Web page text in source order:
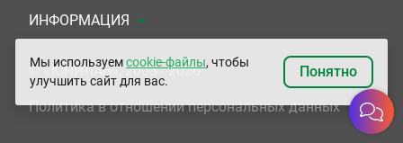
УЗИ
ЭКГ/Холтер/СМАД
Приемы врачей
Система скидок
Подарочные сертификаты
Сертификаты на комплексные программы
Медицинским организациям
Прочим организациям
ИНФОРМАЦИЯ
О Компании
Контакты
© «ЮНИЛАБ», 2003 - 2026
Политика в отношении персональных данных
Мы используемcookie-файлы, чтобы
улучшить сайт для вас.
Понятно